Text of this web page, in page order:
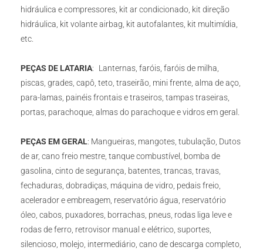
hidráulica e compressores, kit ar condicionado, kit direção
hidráulica, kit volante airbag, kit autofalantes, kit multimídia,
etc.
PEÇAS DE LATARIA: Lanternas, faróis, faróis de milha,
piscas, grades, capô, teto, traseirão, mini frente, alma de aço,
para-lamas, painéis frontais e traseiros, tampas traseiras,
portas, parachoque, almas do parachoque e vidros em geral.
PEÇAS EM GERAL: Mangueiras, mangotes, tubulação, Dutos
de ar, cano freio mestre, tanque combustível, bomba de
gasolina, cinto de segurança, batentes, trancas, travas,
fechaduras, dobradiças, máquina de vidro, pedais freio,
acelerador e embreagem, reservatório água, reservatório
óleo, cabos, puxadores, borrachas, pneus, rodas liga leve e
rodas de ferro, retrovisor manual e elétrico, suportes,
silencioso, molejo, intermediário, cano de descarga completo,